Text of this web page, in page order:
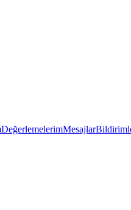
DeğerlemelerimMesajlar